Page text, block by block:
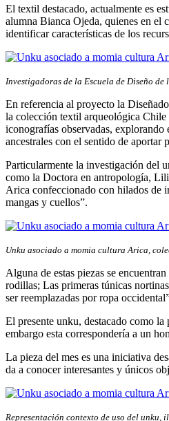
El textil destacado, actualmente es
alumna Bianca Ojeda, quienes en el
identificar características de los
Investigadoras de la Escuela de Diseño
En referencia al proyecto la
la colección textil arqueológica Chile
iconografías observadas,
ancestrales con el sentido de aportar
Particularmente la investigación del
como la Doctora en antropología,
Arica confeccionado con hilados de
mangas y cuellos”.
Unku asociado a momia cultura Arica,
Alguna de estas piezas se
rodillas; Las primeras túnicas
ser reemplazadas por ropa
El presente unku, destacado como
embargo esta correspondería a un
La pieza del mes es una iniciativa
da a conocer interesantes y únicos
Representación contexto de uso del unku,